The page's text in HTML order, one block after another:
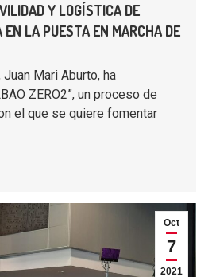
Y LOGÍSTICA DE
EN LA PUESTA EN MARCHA DE
Mari Aburto, ha
ZERO2”, un proceso de
el que se quiere fomentar
Oct
7
2021